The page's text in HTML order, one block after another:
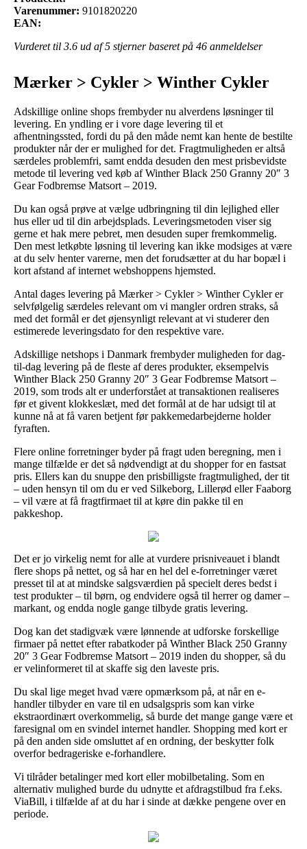
Varenummer: 9101820220
EAN:
Vurderet til 3.6 ud af 5 stjerner baseret på 46 anmeldelser
Mærker > Cykler > Winther Cykler
Adskillige online shops frembyder nu alverdens løsninger til
levering. En yndling er i vore dage levering til et
afhentningssted, fordi du på den måde nemt kan hente de bestilte
produkter når der er mulighed for det. Fragtmuligheden er altså
særdeles problemfri, samt endda desuden den mest prisbevidste
metode til levering ved køb af Winther Black 250 Granny 20″ 3
Gear Fodbremse Matsort – 2019.
Du kan også prøve at vælge udbringning til din lejlighed eller
hus eller ud til din arbejdsplads. Leveringsmetoden viser sig
gerne et hak mere pebret, men desuden super fremkommelig.
Den mest letkøbte løsning til levering kan ikke modsiges at være
at du selv henter varerne, men det forudsætter at du har bopæl i
kort afstand af internet webshoppens hjemsted.
Antal dages levering på Mærker > Cykler > Winther Cykler er
selvfølgelig særdeles relevant om vi mangler ordren straks, så
med det formål er det øjensynligt relevant at vi studerer den
estimerede leveringsdato for den respektive vare.
Adskillige netshops i Danmark frembyder muligheden for dag-
til-dag levering på de fleste af deres produkter, eksempelvis
Winther Black 250 Granny 20″ 3 Gear Fodbremse Matsort –
2019, som trods alt er underforstået at transaktionen realiseres
før et givent klokkeslæt, med det formål at de har udsigt til at
kunne nå at få varen betjent før pakkemedarbejderne holder
fyraften.
Flere online forretninger byder på fragt uden beregning, men i
mange tilfælde er det så nødvendigt at du shopper for en fastsat
pris. Ellers kan du snuppe den prisbilligste fragtmulighed, der tit
– uden hensyn til om du er ved Silkeborg, Lillerød eller Faaborg
– vil være at få fragtfirmaet til at køre din pakke til en
pakkeshop.
Det er jo virkelig nemt for alle at vurdere prisniveauet i blandt
flere shops på nettet, og så har en hel del e-forretninger været
presset til at at mindske salgsværdien på specielt deres bedst i
test produkter – til børn, og endvidere også til herrer og damer –
markant, og endda nogle gange tilbyde gratis levering.
Dog kan det stadigvæk være lønnende at udforske forskellige
firmaer på nettet efter rabatkoder på Winther Black 250 Granny
20″ 3 Gear Fodbremse Matsort – 2019 inden du shopper, så du
er velinformeret til at skaffe sig den laveste pris.
Du skal lige meget hvad være opmærksom på, at når en e-
handler tilbyder en vare til en udsalgspris som kan virke
ekstraordinært overkommelig, så burde det mange gange være et
faresignal om en svindel internet handler. Shopping med kort er
på den anden side omsluttet af en ordning, der beskytter folk
overfor bedrageriske e-forhandlere.
Vi tilråder betalinger med kort eller mobilbetaling. Som en
alternativ mulighed burde du udnytte et afdragstilbud fra f.eks.
ViaBill, i tilfælde af at du har i sinde at dække pengene over en
periode.